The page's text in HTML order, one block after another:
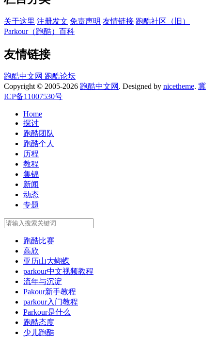
关于这里 注册发文 免责声明 友情链接 跑酷社区（旧）
Parkour（跑酷）百科
友情链接
跑酷中文网 跑酷论坛
Copyright © 2005-2026 跑酷中文网 . Designed by nicetheme. 冀
ICP备11007530号
Home
探讨
跑酷团队
跑酷个人
历程
教程
集锦
新闻
动态
专题
跑酷比赛
高欣
亚历山大蝴蝶
parkour中文视频教程
流年与沉淀
Pakour新手教程
parkour入门教程
Parkour是什么
跑酷态度
少儿跑酷